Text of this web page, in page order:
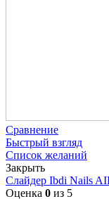
Сравнение
Быстрый взгляд
Список желаний
Закрыть
Слайдер Ibdi Nails
Оценка 0 из 5